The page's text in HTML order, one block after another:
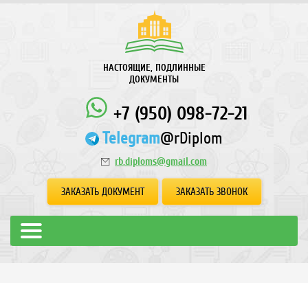
НАСТОЯЩИЕ, ПОДЛИННЫЕ
ДОКУМЕНТЫ
+7 (950) 098-72-21
Telegram@rDiplom
rb.diploms@gmail.com
ЗАКАЗАТЬ ДОКУМЕНТ ЗАКАЗАТЬ ЗВОНОК